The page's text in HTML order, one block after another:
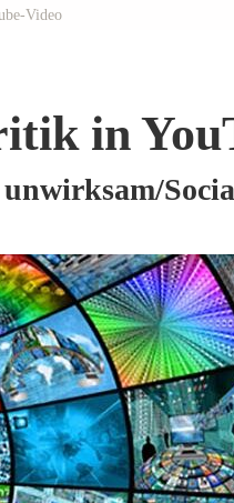
Video
in